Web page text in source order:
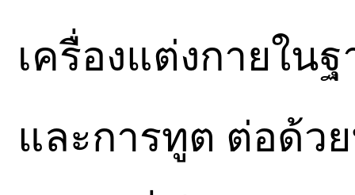
เครื่องแต่งกายใน
และการทูต ต่อด้ว